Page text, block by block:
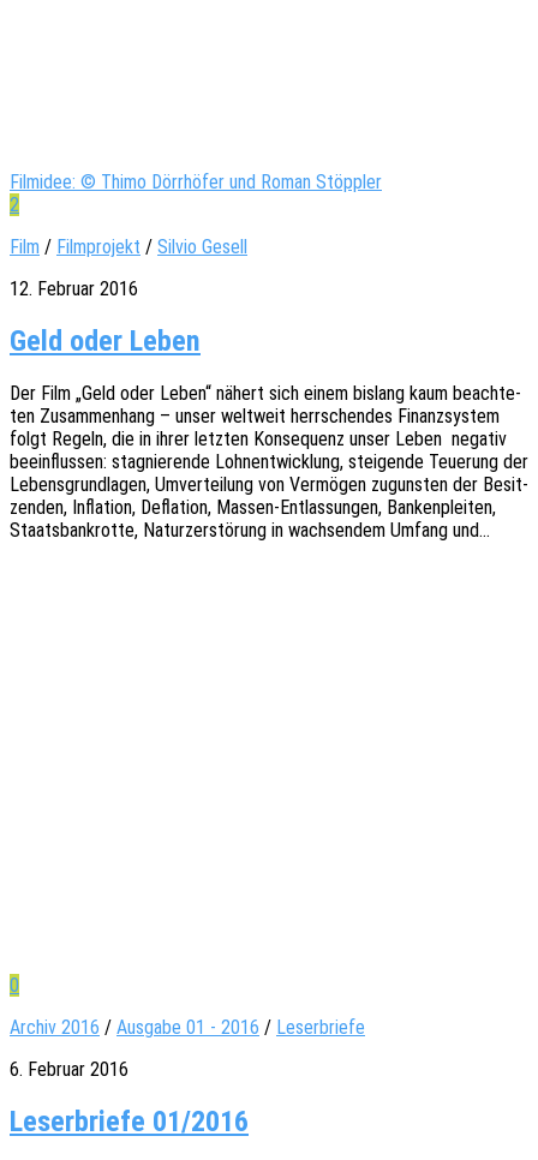
Filmidee: © Thimo Dörrhöfer und Roman Stöppler
2
Film / Filmprojekt / Silvio Gesell
12. Februar 2016
Geld oder Leben
Der Film „Geld oder Leben“ nähert sich einem bislang kaum beach­te­
ten Zusam­men­hang – unser welt­weit herr­schen­des Finanz­sys­tem
folgt Regeln, die in ihrer letz­ten Konse­quenz unser Leben nega­tiv
beein­flus­sen: stagnie­ren­de Lohn­ent­wick­lung, stei­gen­de Teue­rung der
Lebens­grund­la­gen, Umver­tei­lung von Vermö­gen zuguns­ten der Besit­
zen­den, Infla­ti­on, Defla­ti­on, Massen-Entlas­­sun­­gen, Banken­plei­ten,
Staats­bank­rot­te, Natur­zer­stö­rung in wach­sen­dem Umfang und…
0
Archiv 2016 / Ausgabe 01 - 2016 / Leserbriefe
6. Februar 2016
Leser­briefe 01/2016